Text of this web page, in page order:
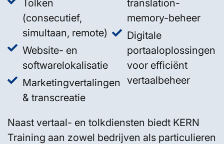
Tolken
(consecutief,
simultaan, remote)
Website- en
softwarelokalisatie
Marketingvertalingen
& transcreatie
translation-
memory-beheer
Digitale
portaaloplossingen
voor efficiënt
vertaalbeheer
Naast vertaal- en tolkdiensten biedt KERN
Training aan zowel bedrijven als particulieren